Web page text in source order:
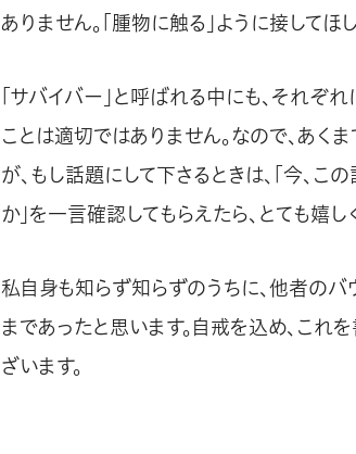
ありません。「腫物に触る」ように接してほ
「サバイバー」と呼ばれる中にも、それぞ
ことは適切ではありません。なので、あく
が、もし話題にして下さるときは、「今、こ
か」を一言確認してもらえたら、とても嬉し
私自身も知らず知らずのうちに、他者の
まであったと思います。自戒を込め、これ
ざいます。